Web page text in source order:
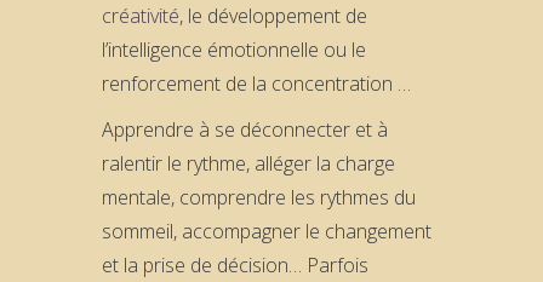
créativité, le développement de
l’intelligence émotionnelle ou le
renforcement de la concentration …
Apprendre à se déconnecter et à
ralentir le rythme, alléger la charge
mentale, comprendre les rythmes du
sommeil, accompagner le changement
et la prise de décision… Parfois